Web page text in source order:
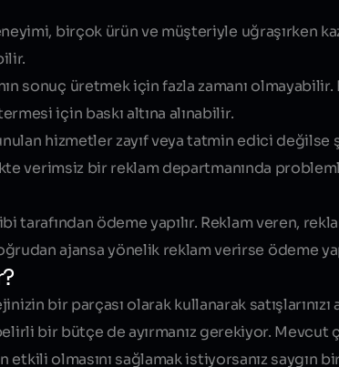
birçok ürün ve müşteriyle uğraşırken
sonuç üretmek için fazla zamanı olmayabilir.
için baskı altına alınabilir.
hizmetler zayıf veya tatmin edici değilse
verimsiz bir reklam departmanında
tarafından ödeme yapılır. Reklam veren,
ajansa yönelik reklam verirse ödeme
bir parçası olarak kullanarak
bir bütçe de ayırmanız gerekiyor.
etkili olmasını sağlamak istiyorsanız